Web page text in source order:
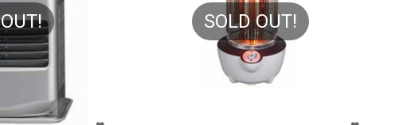
SOLD OUT!